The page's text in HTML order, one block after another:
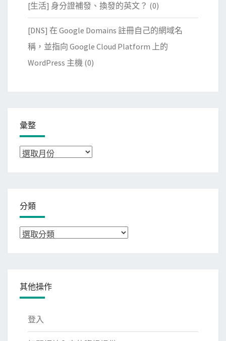
[生活] 身分證補發、換發的英文？ (0)
[DNS] 在 Google Domains 註冊自己的網域名
稱，並指向 Google Cloud Platform 上的
WordPress 主機 (0)
彙整
彙
分類
分
其他操作
登入